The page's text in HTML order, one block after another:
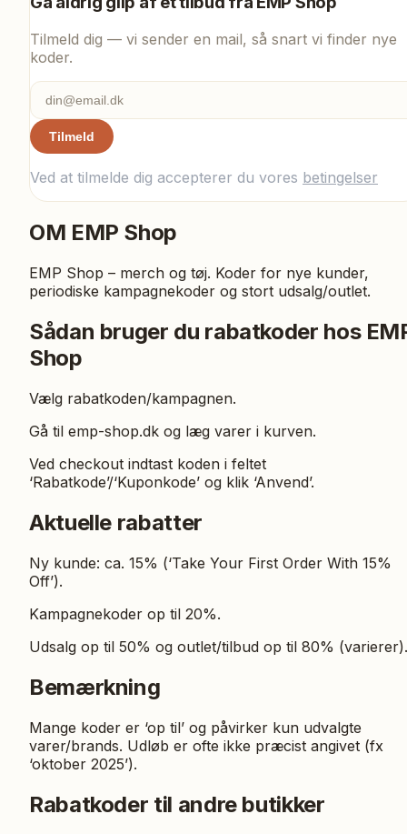
Tilmeld dig — vi sender en mail, så snart vi finder nye
koder.
Tilmeld
Ved at tilmelde dig accepterer du vores betingelser
OM EMP Shop
EMP Shop – merch og tøj. Koder for nye kunder,
periodiske kampagnekoder og stort udsalg/outlet.
Sådan bruger du rabatkoder hos
Shop
Vælg rabatkoden/kampagnen.
Gå til emp-shop.dk og læg varer i kurven.
Ved checkout indtast koden i feltet
‘Rabatkode’/‘Kuponkode’ og klik ‘Anvend’.
Aktuelle rabatter
Ny kunde: ca. 15% (‘Take Your First Order With 15%
Off’).
Kampagnekoder op til 20%.
Udsalg op til 50% og outlet/tilbud op til 80% (varierer).
Bemærkning
Mange koder er ‘op til’ og påvirker kun udvalgte
varer/brands. Udløb er ofte ikke præcist angivet (fx
‘oktober 2025’).
Rabatkoder til andre butikker